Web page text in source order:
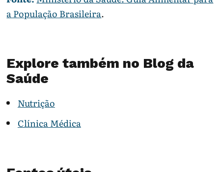
a População Brasileira.
Explore também no Blog da
Saúde
Nutrição
Clínica Médica